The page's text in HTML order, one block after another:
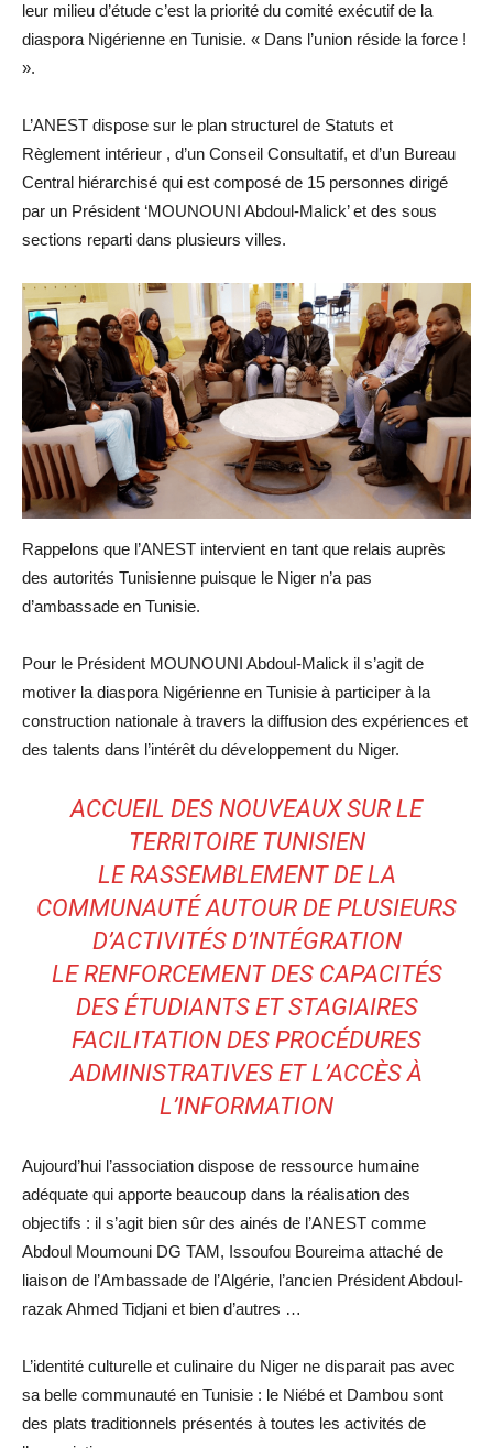
leur milieu d’étude c’est la priorité du comité exécutif de la
diaspora Nigérienne en Tunisie. « Dans l’union réside la force !
».
L’ANEST dispose sur le plan structurel de Statuts et
Règlement intérieur , d’un Conseil Consultatif, et d’un Bureau
Central hiérarchisé qui est composé de 15 personnes dirigé
par un Président ‘MOUNOUNI Abdoul-Malick’ et des sous
sections reparti dans plusieurs villes.
Rappelons que l’ANEST intervient en tant que relais auprès
des autorités Tunisienne puisque le Niger n’a pas
d’ambassade en Tunisie.
Pour le Président MOUNOUNI Abdoul-Malick il s’agit de
motiver la diaspora Nigérienne en Tunisie à participer à la
construction nationale à travers la diffusion des expériences et
des talents dans l’intérêt du développement du Niger.
ACCUEIL DES NOUVEAUX SUR LE
TERRITOIRE TUNISIEN
LE RASSEMBLEMENT DE LA
COMMUNAUTÉ AUTOUR DE PLUSIEURS
D’ACTIVITÉS D’INTÉGRATION
LE RENFORCEMENT DES CAPACITÉS
DES ÉTUDIANTS ET STAGIAIRES
FACILITATION DES PROCÉDURES
ADMINISTRATIVES ET L’ACCÈS À
L’INFORMATION
Aujourd’hui l’association dispose de ressource humaine
adéquate qui apporte beaucoup dans la réalisation des
objectifs : il s’agit bien sûr des ainés de l’ANEST comme
Abdoul Moumouni DG TAM, Issoufou Boureima attaché de
liaison de l’Ambassade de l’Algérie, l’ancien Président Abdoul-
razak Ahmed Tidjani et bien d’autres …
L’identité culturelle et culinaire du Niger ne disparait pas avec
sa belle communauté en Tunisie : le Niébé et Dambou sont
des plats traditionnels présentés à toutes les activités de